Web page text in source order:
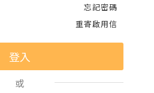
忘記密碼
重寄啟用信
或